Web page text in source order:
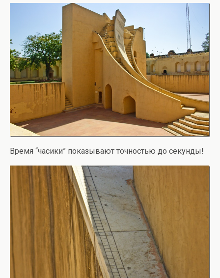
Время “часики” показывают точностью до секунды!